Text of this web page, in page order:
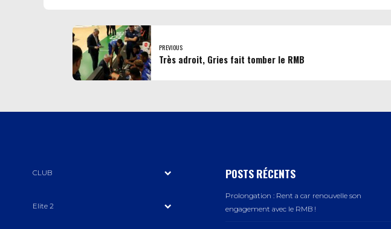
PREVIOUS
Très adroit, Gries fait tomber le RMB
CLUB
Elite 2
POSTS RÉCENTS
Prolongation : Rent a car renouvelle son
engagement avec le RMB !